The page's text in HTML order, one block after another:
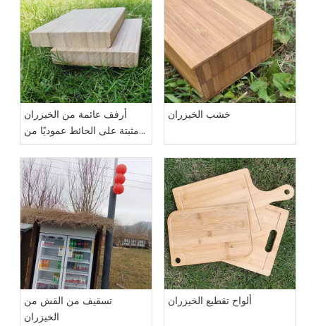
أرفف عائمة من الخيزران
مثبتة على الحائط عموديًا من
الكراميل
خشب الخيزران
تسقيف من القش من
الخيزران
ألواح تقطيع الخيزران